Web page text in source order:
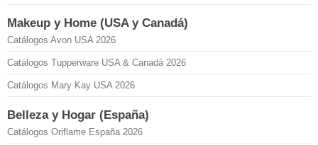
Makeup y Home (USA y Canadá)
Catálogos Avon USA 2026
Catálogos Tupperware USA & Canadá 2026
Catálogos Mary Kay USA 2026
Belleza y Hogar (España)
Catálogos Oriflame España 2026